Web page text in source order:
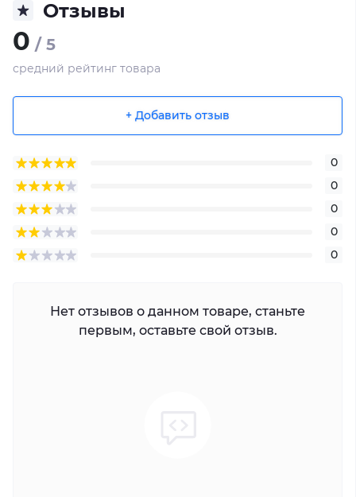
Отзывы
0 / 5
средний рейтинг товара
+ Добавить отзыв
0
0
0
0
0
Нет отзывов о данном товаре, станьте
первым, оставьте свой отзыв.